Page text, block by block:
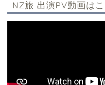
NZ旅 出演PV動画は